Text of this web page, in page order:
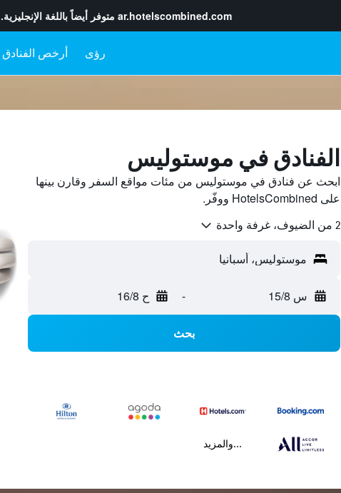
ar.hotelscombined.com متوفر أيضاً باللغة الإنجليزية.
رؤى أرخص الفنادق
الفنادق في موستوليس
ابحث عن فنادق في موستوليس من مئات مواقع السفر وقارن بينها
على HotelsCombined ووفّر.
2 من الضيوف، غرفة واحدة
س 15/8 - ح 16/8
بحث
...والمزيد